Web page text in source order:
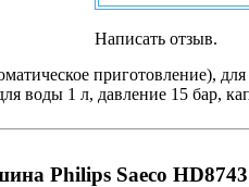
Написать отзыв.
приготовление),
воды 1 л, давление 15 бар,
Philips Saeco HD8743